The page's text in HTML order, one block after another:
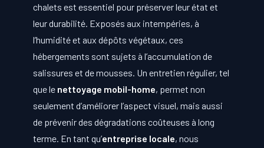
chalets est essentiel pour préserver leur état et
leur durabilité. Exposés aux intempéries, à
l’humidité et aux dépôts végétaux, ces
hébergements sont sujets à l’accumulation de
salissures et de mousses. Un entretien régulier, tel
que le nettoyage mobil-home, permet non
seulement d’améliorer l’aspect visuel, mais aussi
de prévenir des dégradations coûteuses à long
terme. En tant qu’entreprise locale, nous